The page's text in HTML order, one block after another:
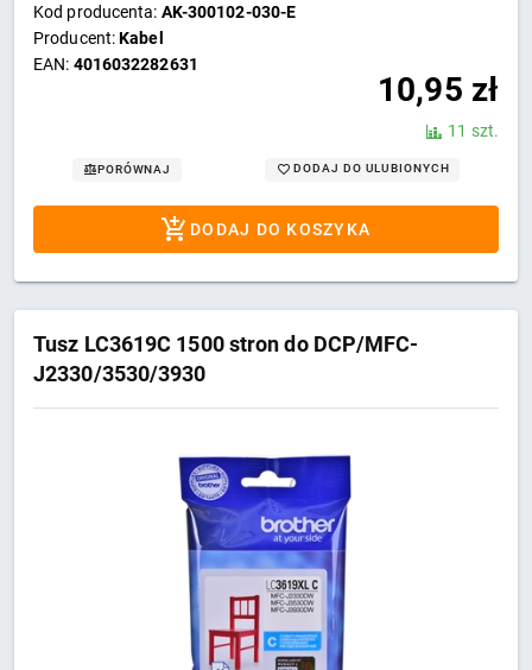
Kod producenta: AK-300102-030-E
Producent:Kabel
EAN: 4016032282631
10,95 zł
11 szt.
PORÓWNAJ DODAJ DO ULUBIONYCH
DODAJ DO KOSZYKA
Tusz LC3619C 1500 stron do DCP/MFC-
J2330/3530/3930